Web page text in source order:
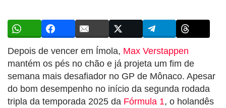
Depois de vencer em Ímola, Max Verstappen
mantém os pés no chão e já projeta um fim de
semana mais desafiador no GP de Mônaco. Apesar
do bom desempenho no início da segunda rodada
tripla da temporada 2025 da Fórmula 1, o holandês